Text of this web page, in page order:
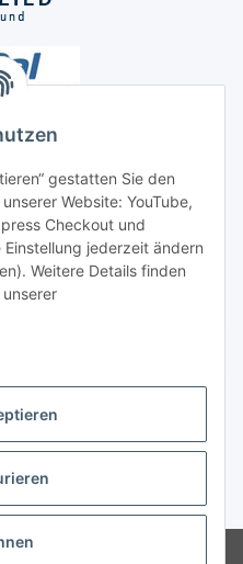
gestatten Sie den
Website: YouTube,
Checkout und
jederzeit ändern
Weitere Details finden
Lieferbedingungen, zzgl.